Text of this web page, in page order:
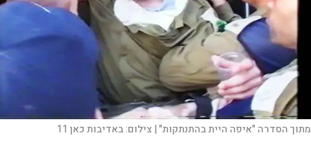
מתוך הסדרה "איפה היית בהתנתקות" | צילום:באדיבות כאן 11